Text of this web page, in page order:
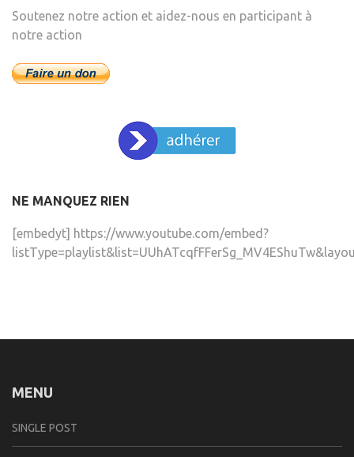
Soutenez notre action et aidez-nous en participant à
notre action
NE MANQUEZ RIEN
[embedyt] https://www.youtube.com/embed?
MENU
SINGLE POST